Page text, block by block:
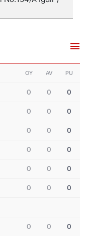
OY AV PU
0 0 0
0 0 0
0 0 0
0 0 0
0 0 0
0 0 0
0 0 0